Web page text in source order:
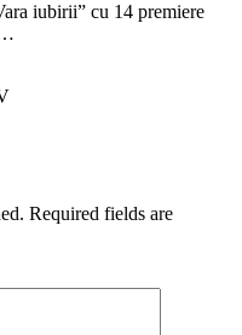
iubirii” cu 14 premiere
…
Required fields are